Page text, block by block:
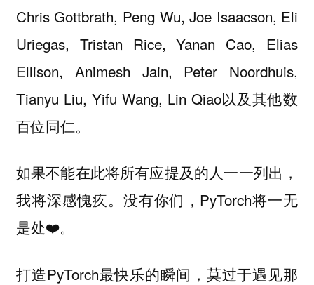
Chris Gottbrath, Peng Wu, Joe Isaacson, Eli
Uriegas, Tristan Rice, Yanan Cao, Elias
Ellison, Animesh Jain, Peter Noordhuis,
Tianyu Liu, Yifu Wang, Lin Qiao以及其他数
百位同仁。
如果不能在此将所有应提及的人一一列出，
我将深感愧疚。没有你们，PyTorch将一无
是处❤️。
打造PyTorch最快乐的瞬间，莫过于遇见那